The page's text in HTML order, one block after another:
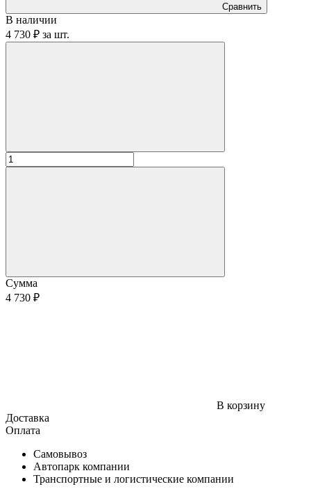
Сравнить
В наличии
4 730 ₽ за шт.
Сумма
4 730 ₽
В корзину
Доставка
Оплата
Самовывоз
Автопарк компании
Транспортные и логистические компании